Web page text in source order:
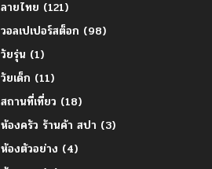
ลายไทย (121)
วอลเปเปอร์สต็อก (98)
วัยรุ่น (1)
วัยเด็ก (11)
สถานที่เที่ยว (18)
ห้องครัว ร้านค้า สปา (3)
ห้องตัวอย่าง (4)